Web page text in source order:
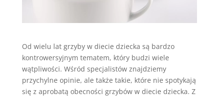
Od wielu lat grzyby w diecie dziecka są bardzo
kontrowersyjnym tematem, który budzi wiele
wątpliwości. Wśród specjalistów znajdziemy
przychylne opinie, ale także takie, które nie spotykają
się z aprobatą obecności grzybów w diecie dziecka. Z